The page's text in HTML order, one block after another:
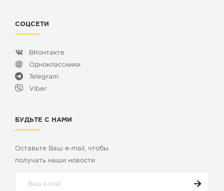
СОЦСЕТИ
ВКонтакте
Одноклассники
Telegram
Viber
БУДЬТЕ С НАМИ
Оставьте Ваш e-mail, чтобы
получать наши новости